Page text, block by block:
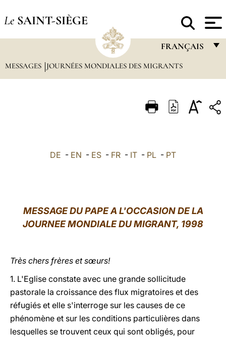
Le SAINT-SIÈGE
FRANÇAIS
FRANÇAIS
ITALIANO
中文
MESSAGES JOURNÉES MONDIALES DES MIGRANTS
DE - EN - ES - FR - IT - PL - PT
MESSAGE DU PAPE A L'OCCASION DE LA
JOURNEE MONDIALE DU MIGRANT, 1998
Très chers frères et sœurs!
1. L'Eglise constate avec une grande sollicitude
pastorale la croissance des flux migratoires et des
réfugiés et elle s'interroge sur les causes de ce
phénomène et sur les conditions particulières dans
lesquelles se trouvent ceux qui sont obligés, pour